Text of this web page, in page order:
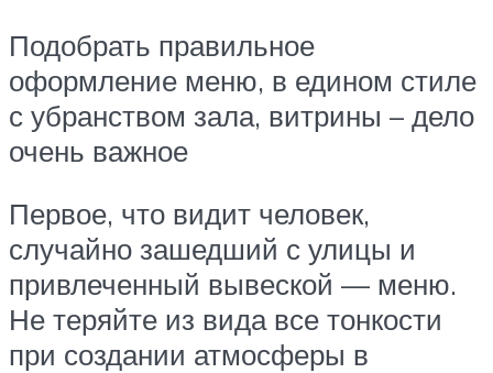
Подобрать правильное
оформление меню, в едином стиле
с убранством зала, витрины – дело
очень важное
Первое, что видит человек,
случайно зашедший с улицы и
привлеченный вывеской — меню.
Не теряйте из вида все тонкости
при создании атмосферы в